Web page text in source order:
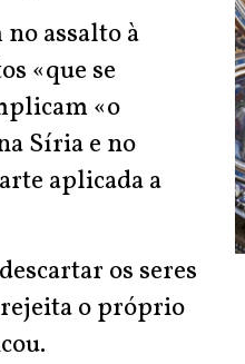
assalto à
«que se
«o
Síria e no
aplicada a
os seres
rejeita o próprio